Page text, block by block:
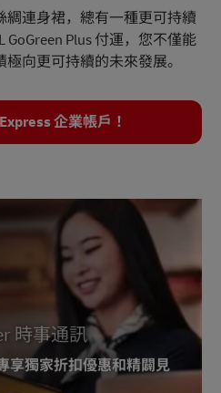
綢連身裙，總有一種更可持續
Plus 付運，您不僅能
向更可持續的未來發展。
企業帳戶！
時事通訊
享獨家折扣優惠和精闢見